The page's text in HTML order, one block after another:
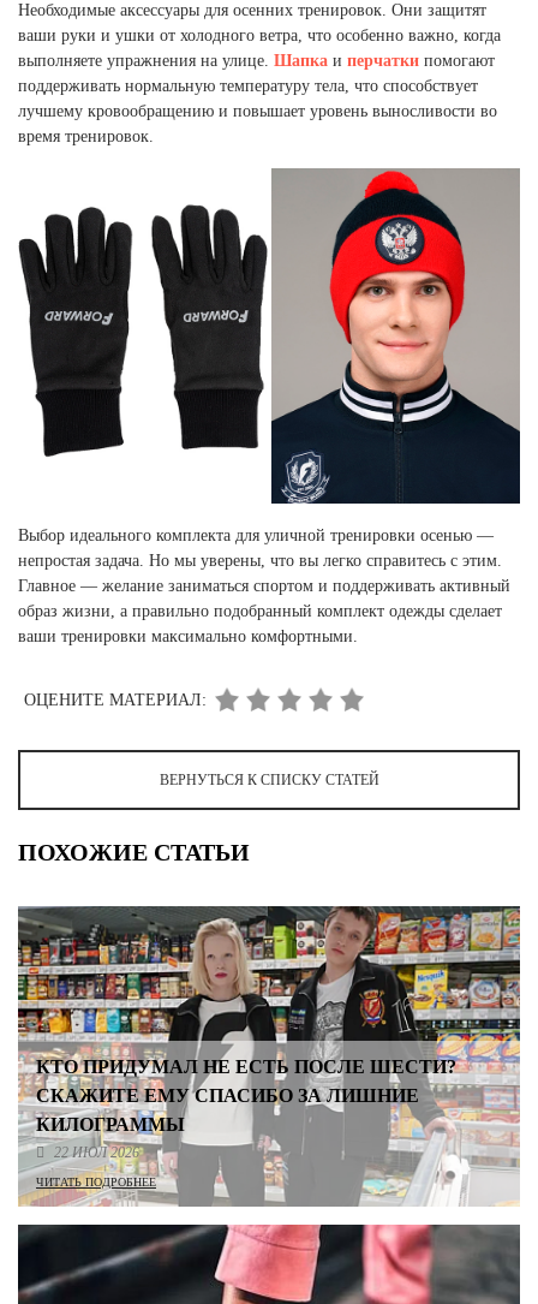
Необходимые аксессуары для осенних тренировок. Они защитят
ваши руки и ушки от холодного ветра, что особенно важно, когда
выполняете упражнения на улице. Шапка и перчатки помогают
поддерживать нормальную температуру тела, что способствует
лучшему кровообращению и повышает уровень выносливости во
время тренировок.
Выбор идеального комплекта для уличной тренировки осенью —
непростая задача. Но мы уверены, что вы легко справитесь с этим.
Главное — желание заниматься спортом и поддерживать активный
образ жизни, а правильно подобранный комплект одежды сделает
ваши тренировки максимально комфортными.
ОЦЕНИТЕ МАТЕРИАЛ:
ВЕРНУТЬСЯ К СПИСКУ СТАТЕЙ
ПОХОЖИЕ СТАТЬИ
КТО ПРИДУМАЛ НЕ ЕСТЬ ПОСЛЕ ШЕСТИ?
СКАЖИТЕ ЕМУ СПАСИБО ЗА ЛИШНИЕ
КИЛОГРАММЫ
22 ИЮЛ 2026
ЧИТАТЬ ПОДРОБНЕЕ